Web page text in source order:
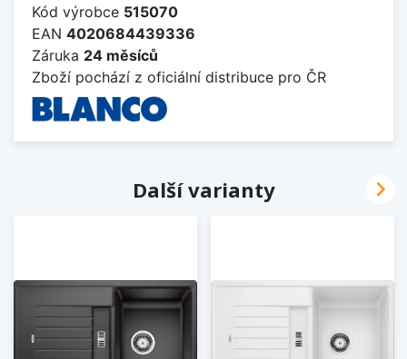
Kód výrobce 515070
EAN 4020684439336
Záruka 24 měsíců
Zboží pochází z oficiální distribuce pro ČR
Další varianty 